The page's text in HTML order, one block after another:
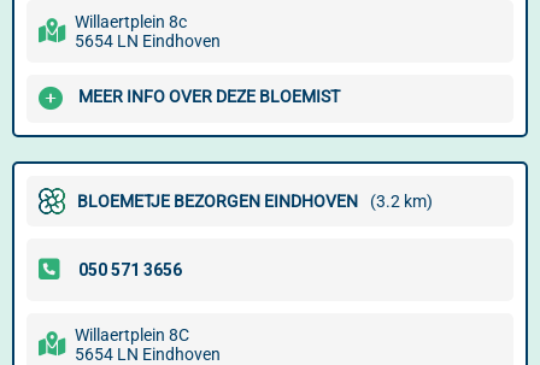
Willaertplein 8c
5654 LN Eindhoven
MEER INFO OVER DEZE BLOEMIST
BLOEMETJE BEZORGEN EINDHOVEN (3.2 km)
Willaertplein 8C
5654 LN Eindhoven